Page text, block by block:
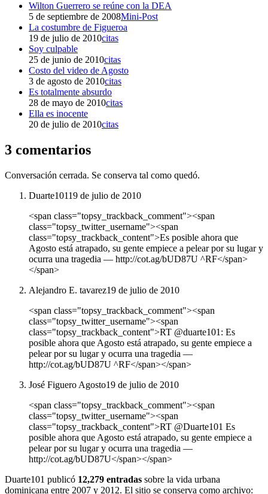
Wilton Guerrero se reúne con la DEA
5 de septiembre de 2008Mini-Post
La costumbre de Figueroa
19 de julio de 2010citas
Soy culpable
25 de junio de 2010citas
Costo del video de Agosto
3 de agosto de 2010citas
Es totalmente absurdo
28 de mayo de 2010citas
Ella es inocente
20 de julio de 2010citas
3 comentarios
Conversación cerrada. Se conserva tal como quedó.
Duarte10119 de julio de 2010
<span class="topsy_trackback_comment"><span
class="topsy_twitter_username"><span
class="topsy_trackback_content">Es posible ahora que
Agosto está atrapado, su gente empiece a pelear por su lugar y
ocurra una tragedia ― http://cot.ag/bUD87U ^RF</span>
</span>
Alejandro E. tavarez19 de julio de 2010
<span class="topsy_trackback_comment"><span
class="topsy_twitter_username"><span
class="topsy_trackback_content">RT @duarte101: Es
posible ahora que Agosto está atrapado, su gente empiece a
pelear por su lugar y ocurra una tragedia ―
http://cot.ag/bUD87U ^RF</span></span>
José Figuero Agosto19 de julio de 2010
<span class="topsy_trackback_comment"><span
class="topsy_twitter_username"><span
class="topsy_trackback_content">RT @Duarte101 Es
posible ahora que Agosto está atrapado, su gente empiece a
pelear por su lugar y ocurra una tragedia ―
http://cot.ag/bUD87U</span></span>
Duarte101 publicó 12,279 entradas sobre la vida urbana
dominicana entre 2007 y 2012. El sitio se conserva como archivo: